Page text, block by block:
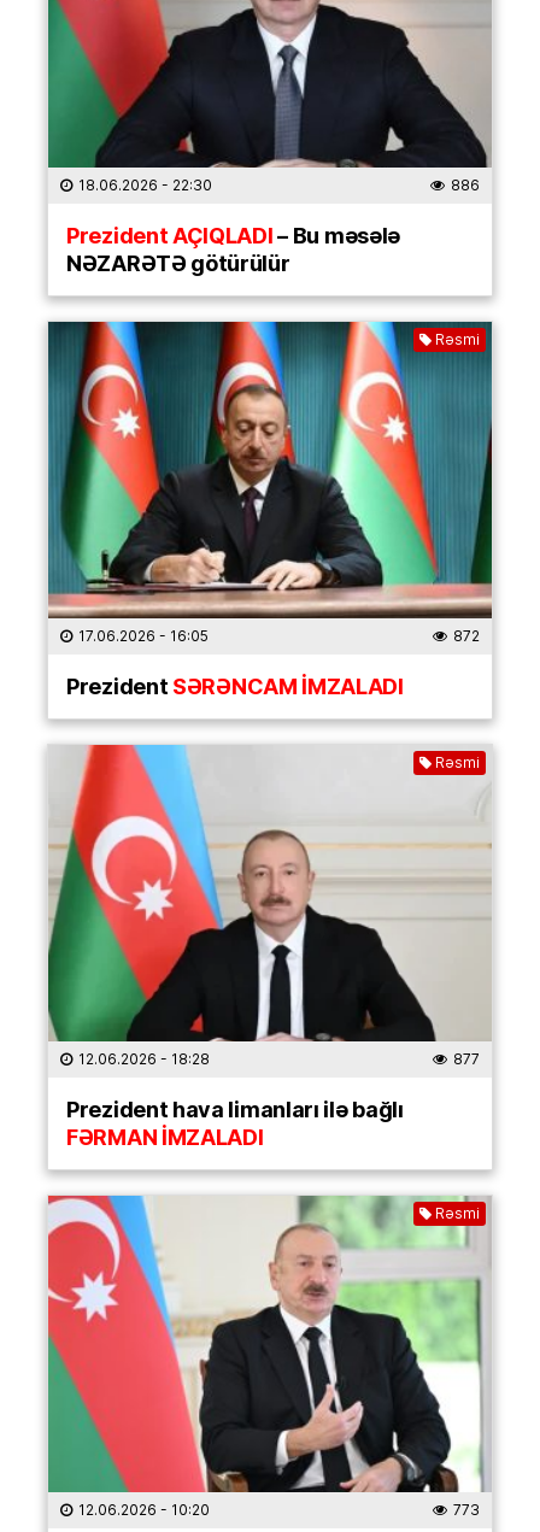
18.06.2026 - 22:30 886
Prezident AÇIQLADI– Bu məsələ
NƏZARƏTƏ götürülür
Rəsmi
17.06.2026 - 16:05 872
PrezidentSƏRƏNCAM İMZALADI
Rəsmi
12.06.2026 - 18:28 877
Prezident hava limanları ilə bağlı
FƏRMAN İMZALADI
Rəsmi
12.06.2026 - 10:20 773